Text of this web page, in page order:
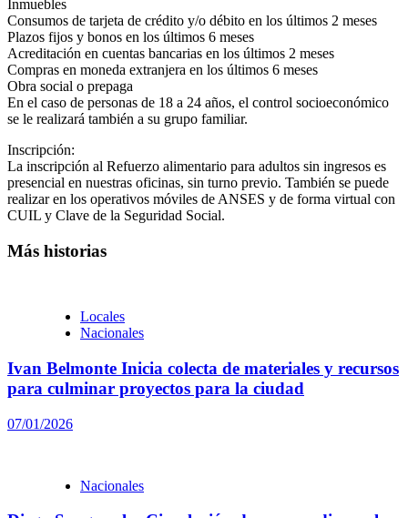
Inmuebles
Consumos de tarjeta de crédito y/o débito en los últimos 2 meses
Plazos fijos y bonos en los últimos 6 meses
Acreditación en cuentas bancarias en los últimos 2 meses
Compras en moneda extranjera en los últimos 6 meses
Obra social o prepaga
En el caso de personas de 18 a 24 años, el control socioeconómico
se le realizará también a su grupo familiar.
Inscripción:
La inscripción al Refuerzo alimentario para adultos sin ingresos es
presencial en nuestras oficinas, sin turno previo. También se puede
realizar en los operativos móviles de ANSES y de forma virtual con
CUIL y Clave de la Seguridad Social.
Más historias
Locales
Nacionales
Ivan Belmonte Inicia colecta de materiales y recursos
para culminar proyectos para la ciudad
07/01/2026
Nacionales